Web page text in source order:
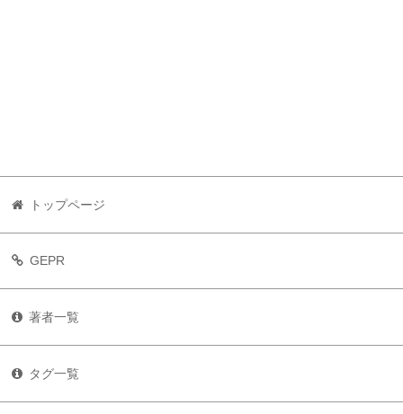
トップページ
GEPR
著者一覧
タグ一覧